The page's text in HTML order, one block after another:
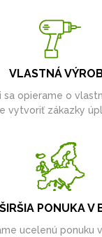
VLASTNÁ
sa opierame o
vytvoriť zákazky
PONUKA V
ucelenú ponuku